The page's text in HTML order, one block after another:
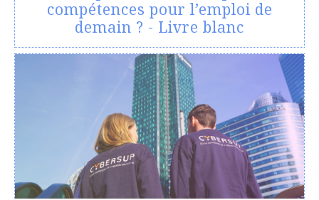
compétences pour l’emploi de
demain ? - Livre blanc